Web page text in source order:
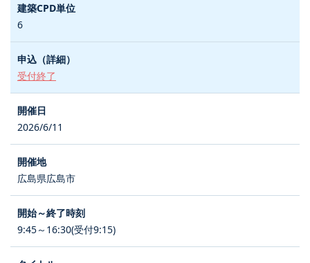
6
受付終了
2026/6/11
広島県広島市
9:45～16:30(受付9:15)